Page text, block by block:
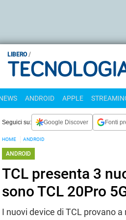
LIBERO
ANDROID APPLE
Seguici su: Google Discover Fonti
HOME ANDROID
ANDROID
TCL presenta 3
sono TCL 20Pro
I nuovi device di TCL provano